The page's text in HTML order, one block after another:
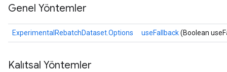
Genel Yöntemler
ExperimentalRebatchDataset.Options useFallback(Boolean
Kalıtsal Yöntemler